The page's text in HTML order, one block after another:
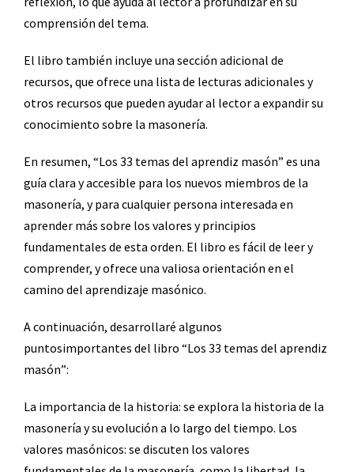
comprensión del tema.
El libro también incluye una sección adicional de
recursos, que ofrece una lista de lecturas adicionales y
otros recursos que pueden ayudar al lector a expandir su
conocimiento sobre la masonería.
En resumen, “Los 33 temas del aprendiz masón” es una
guía clara y accesible para los nuevos miembros de la
masonería, y para cualquier persona interesada en
aprender más sobre los valores y principios
fundamentales de esta orden. El libro es fácil de leer y
comprender, y ofrece una valiosa orientación en el
camino del aprendizaje masónico.
A continuación, desarrollaré algunos
puntosimportantes del libro “Los 33 temas del aprendiz
masón”:
La importancia de la historia: se explora la historia de la
masonería y su evolución a lo largo del tiempo. Los
valores masónicos: se discuten los valores